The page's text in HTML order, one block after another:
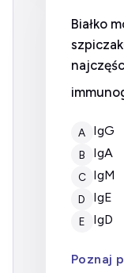
Białko
A IgG
B IgA
C IgM
D IgE
E IgD
Poznaj